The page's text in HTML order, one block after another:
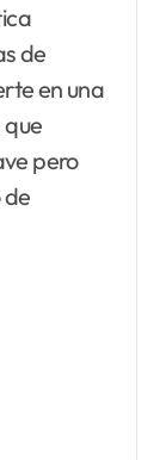
de
en una
pero